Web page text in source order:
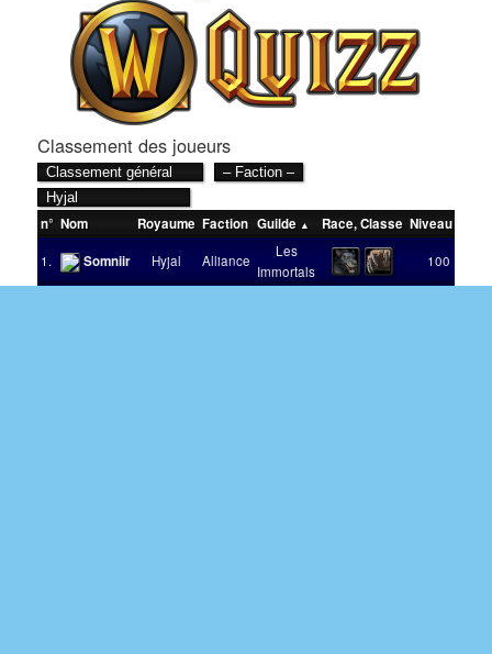
Classement des joueurs
n° Nom Royaume Faction Guilde Race,Classe Niveau
1. Somniir Hyjal Alliance
Les
Immortals
100